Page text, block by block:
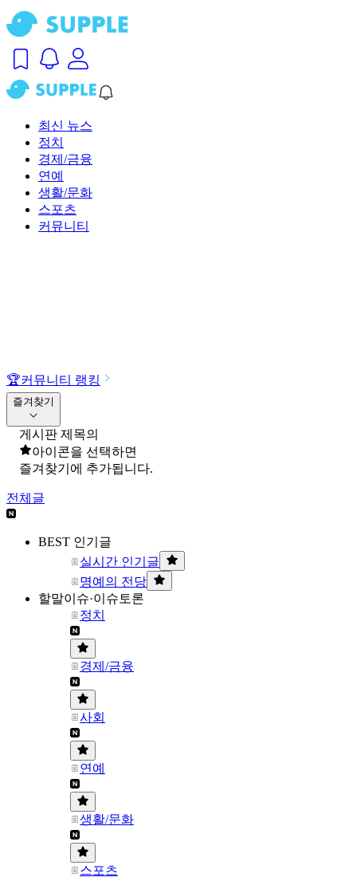
최신 뉴스
정치
경제/금융
연예
생활/문화
스포츠
커뮤니티
🏆커뮤니티 랭킹
즐겨찾기
게시판 제목의
아이콘을 선택하면
즐겨찾기에 추가됩니다.
전체글
BEST 인기글
실시간 인기글
명예의 전당
할말이슈·이슈토론
정치
경제/금융
사회
연예
생활/문화
스포츠